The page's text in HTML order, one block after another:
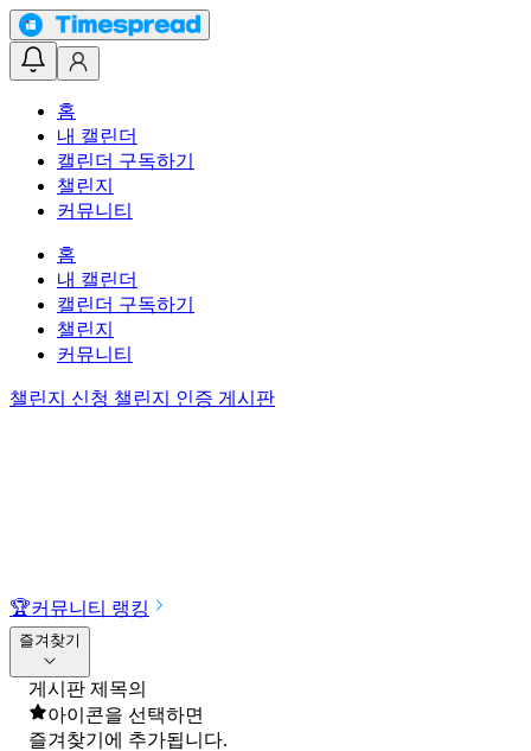
홈
내 캘린더
캘린더 구독하기
챌린지
커뮤니티
홈
내 캘린더
캘린더 구독하기
챌린지
커뮤니티
챌린지 신청 챌린지 인증 게시판
🏆커뮤니티 랭킹
즐겨찾기
게시판 제목의
아이콘을 선택하면
즐겨찾기에 추가됩니다.